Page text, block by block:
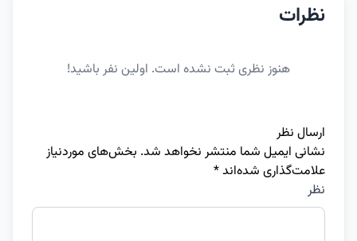
نظرات
هنوز نظری ثبت نشده است. اولین نفر باشید!
ارسال نظر
نشانی ایمیل شما منتشر نخواهد شد. بخش‌های موردنیاز
علامت‌گذاری شده‌اند*
نظر